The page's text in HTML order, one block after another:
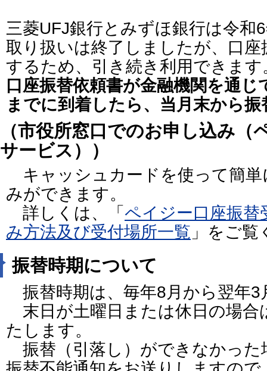
三菱UFJ銀行とみずほ銀行は令和
取り扱いは終了しましたが、口
するため、引き続き利用できます
口座振替依頼書が金融機関を通じ
までに到着したら、当月末から
（市役所窓口でのお申し込み（
サービス））
キャッシュカードを使って簡単
みができます。
詳しくは、「 ペイジー口座振替
み方法及び受付場所一覧 」をご
振替時期について
振替時期は、毎年8月から翌年3
末日が土曜日または休日の場合
たします。
振替（引落し）ができなかった